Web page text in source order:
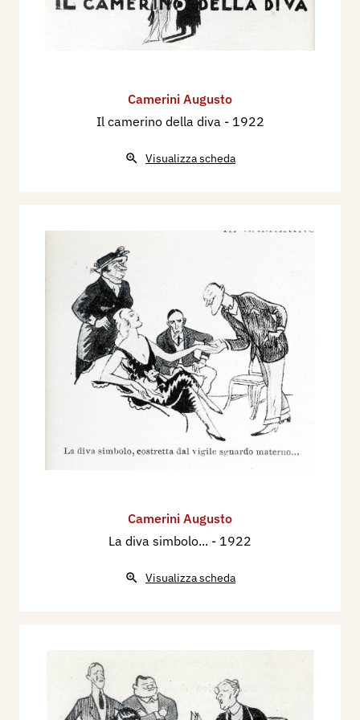
Camerini Augusto
Il camerino della diva - 1922
Visualizza scheda
Camerini Augusto
La diva simbolo... - 1922
Visualizza scheda